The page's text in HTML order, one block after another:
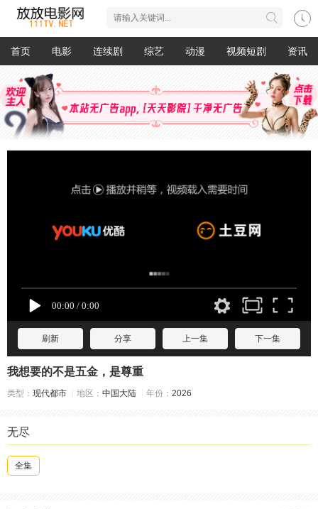
首页 电影 连续剧 综艺 动漫 视频短剧 资讯
刷新 分享 上一集 下一集
我想要的不是五金，是尊重
类型： 现代都市 地区： 中国大陆 年份： 2026
无尽
全集